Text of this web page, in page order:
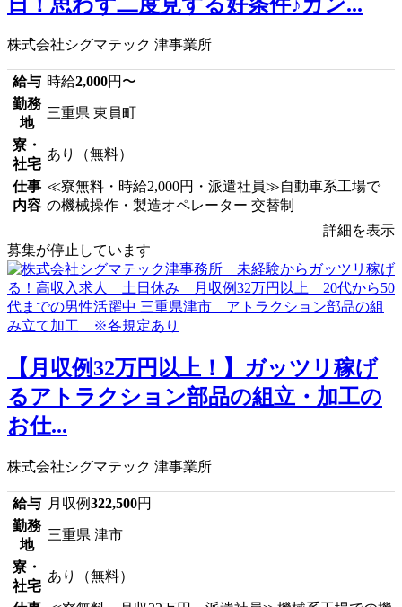
株式会社シグマテック 津事業所
給与 時給2,000円〜
勤務
地
三重県 東員町
寮・
社宅
あり（無料）
仕事
内容
≪寮無料・時給2,000円・派遣社員≫自動車系工場で
の機械操作・製造オペレーター 交替制
詳細を表示
募集が停止しています
【月収例32万円以上！】ガッツリ稼げ
るアトラクション部品の組立・加工の
お仕...
株式会社シグマテック 津事業所
給与 月収例322,500円
勤務
地
三重県 津市
寮・
社宅
あり（無料）